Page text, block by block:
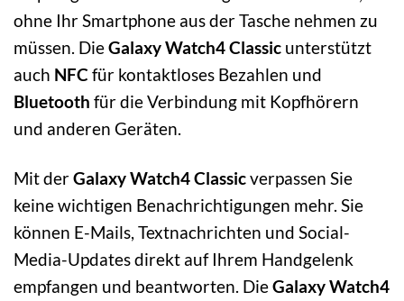
ohne Ihr Smartphone aus der Tasche nehmen zu
müssen. DieGalaxy Watch4 Classic unterstützt
auch NFC für kontaktloses Bezahlen und
Bluetooth für die Verbindung mit Kopfhörern
und anderen Geräten.
Mit derGalaxy Watch4 Classicverpassen Sie
keine wichtigen Benachrichtigungen mehr. Sie
können E-Mails, Textnachrichten und Social-
Media-Updates direkt auf Ihrem Handgelenk
empfangen und beantworten. DieGalaxy Watch4